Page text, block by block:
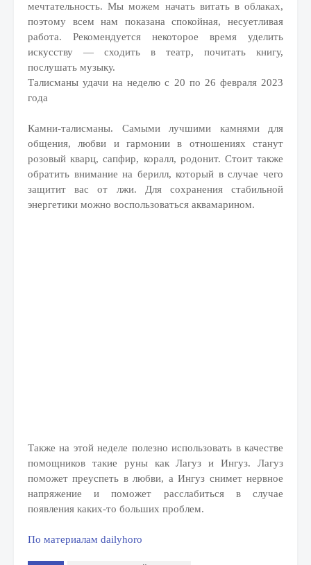
мечтательность. Мы можем начать витать в облаках,
поэтому всем нам показана спокойная, несуетливая
работа. Рекомендуется некоторое время уделить
искусству — сходить в театр, почитать книгу,
послушать музыку.
Талисманы удачи на неделю с 20 по 26 февраля 2023
года
Камни-талисманы. Самыми лучшими камнями для
общения, любви и гармонии в отношениях станут
розовый кварц, сапфир, коралл, родонит. Стоит также
обратить внимание на берилл, который в случае чего
защитит вас от лжи. Для сохранения стабильной
энергетики можно воспользоваться аквамарином.
Также на этой неделе полезно использовать в качестве
помощников такие руны как Лагуз и Ингуз. Лагуз
поможет преуспеть в любви, а Ингуз снимет нервное
напряжение и поможет расслабиться в случае
появления каких-то больших проблем.
По материалам dailyhoro